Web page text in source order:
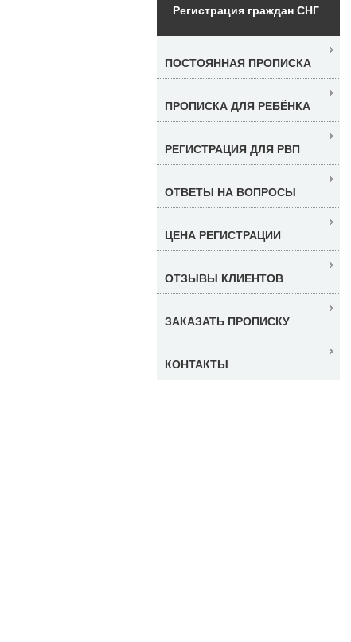
Регистрация граждан СНГ
ПОСТОЯННАЯ ПРОПИСКА
ПРОПИСКА ДЛЯ РЕБЁНКА
РЕГИСТРАЦИЯ ДЛЯ РВП
ОТВЕТЫ НА ВОПРОСЫ
ЦЕНА РЕГИСТРАЦИИ
ОТЗЫВЫ КЛИЕНТОВ
ЗАКАЗАТЬ ПРОПИСКУ
КОНТАКТЫ